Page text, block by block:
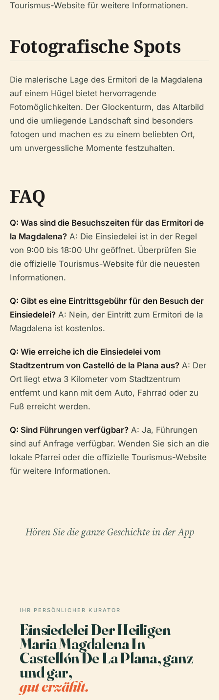
Tourismus-Website für weitere Informationen.
Fotografische Spots
Die malerische Lage des Ermitori de la Magdalena
auf einem Hügel bietet hervorragende
Fotomöglichkeiten. Der Glockenturm, das Altarbild
und die umliegende Landschaft sind besonders
fotogen und machen es zu einem beliebten Ort,
um unvergessliche Momente festzuhalten.
FAQ
Q: Was sind die Besuchszeiten für das Ermitori de
la Magdalena? A: Die Einsiedelei ist in der Regel
von 9:00 bis 18:00 Uhr geöffnet. Überprüfen Sie
die offizielle Tourismus-Website für die neuesten
Informationen.
Q: Gibt es eine Eintrittsgebühr für den Besuch der
Einsiedelei? A: Nein, der Eintritt zum Ermitori de la
Magdalena ist kostenlos.
Q: Wie erreiche ich die Einsiedelei vom
Stadtzentrum von Castelló de la Plana aus? A: Der
Ort liegt etwa 3 Kilometer vom Stadtzentrum
entfernt und kann mit dem Auto, Fahrrad oder zu
Fuß erreicht werden.
Q: Sind Führungen verfügbar? A: Ja, Führungen
sind auf Anfrage verfügbar. Wenden Sie sich an die
lokale Pfarrei oder die offizielle Tourismus-Website
für weitere Informationen.
Hören Sie die ganze Geschichte in der App
IHR PERSÖNLICHER KURATOR
Einsiedelei Der Heiligen
Maria Magdalena In
Castellón De La Plana, ganz
und gar,
gut erzählt.